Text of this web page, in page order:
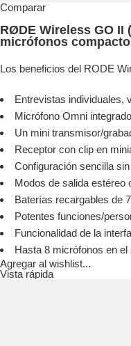
Comparar
RØDE Wireless GO II
micrófonos
Los beneficios del RODE
Entrevistas individuales,
Micrófono Omni
Un mini transmisor/
Receptor con clip en
Configuración sencilla
Modos de salida estéreo
Baterías recargables de
Potentes funciones/
Funcionalidad de la
Hasta 8 micrófonos en
Agregar al wishlist...
Vista rápida